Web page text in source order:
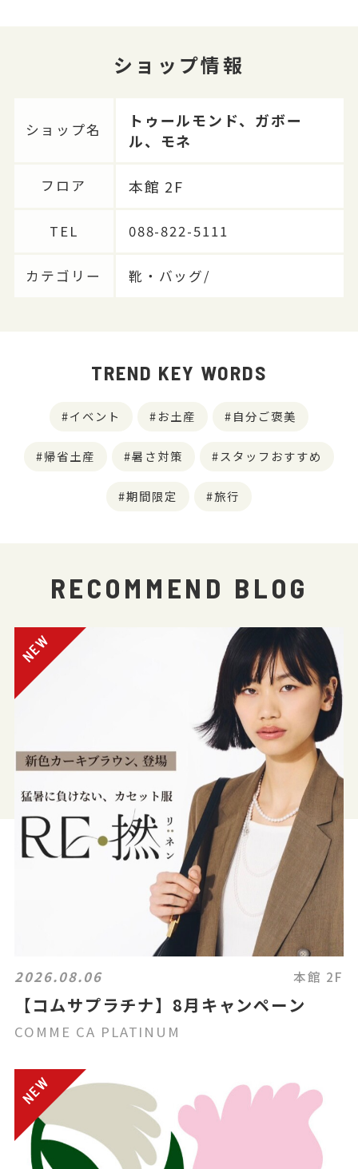
ショップ情報
ショップ名
トゥールモンド、ガボー
ル、モネ
フロア 本館 2F
TEL 088-822-5111
カテゴリー 靴・バッグ/
TREND KEY WORDS
イベント お土産 自分ご褒美
帰省土産 暑さ対策 スタッフおすすめ
期間限定 旅行
RECOMMEND BLOG
2026.08.06 本館 2F
【コムサプラチナ】8月キャンペーン
COMME CA PLATINUM